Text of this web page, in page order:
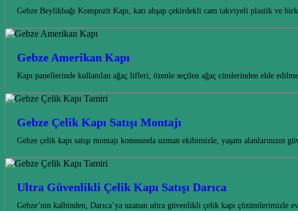
Gebze Beylikbağı Kompozit Kapı, katı ahşap çekirdekli cam takviyeli plastik ve
Gebze Amerikan Kapı
Kapı panellerinde kullanılan ağaç lifleri, özenle seçilen ağaç cinslerinden elde
Gebze Çelik Kapı Satışı Montajı
Gebze çelik kapı satışı montajı konusunda uzman ekibimizle, yaşam
Ultra Güvenlikli Çelik Kapı Satışı Darıca
Gebze’nin kalbinden, Darıca’ya uzanan ultra güvenlikli çelik kapı